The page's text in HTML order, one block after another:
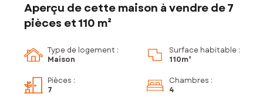
Aperçu de cette maison à vendre de 7
pièces et 110 m²
Type de logement :
Maison
Surface habitable :
110m²
Pièces :
7
Chambres :
4